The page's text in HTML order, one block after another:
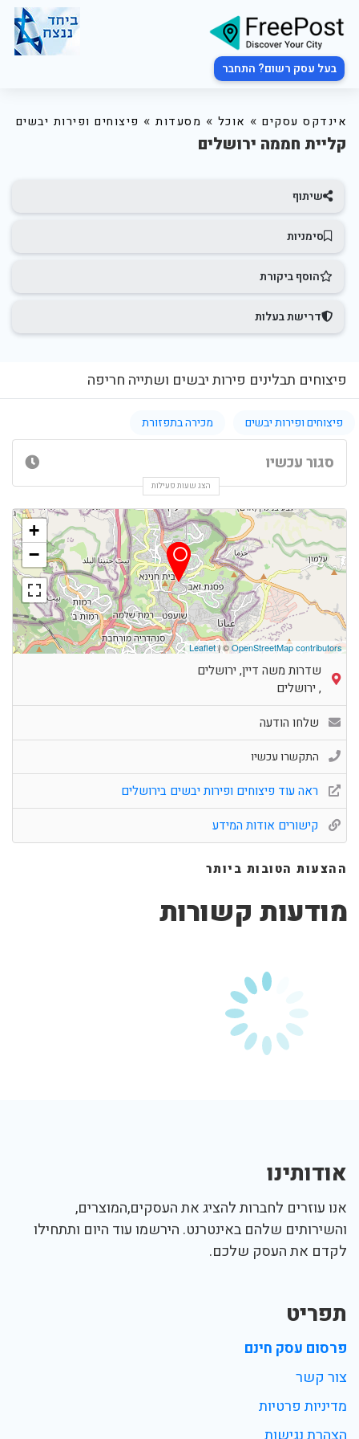
בעל עסק רשום? התחבר
אינדקס עסקים » אוכל » מסעדות » פיצוחים ופירות יבשים
קליית חממה ירושלים
שיתוף
סימניות
הוסף ביקורת
דרישת בעלות
פיצוחים תבלינים פירות יבשים ושתייה חריפה
פיצוחים ופירות יבשים מכירה בתפזורת
סגור עכשיו
הצג שעות פעילות
+
−
Leaflet| ©OpenStreetMap contributors
שדרות משה דיין, ירושלים
, ירושלים
שלחו הודעה
התקשרו עכשיו
ראה עוד פיצוחים ופירות יבשים בירושלים
קישורים אודות המידע
ההצעות הטובות ביותר
מודעות קשורות
אודותינו
אנו עוזרים לחברות להציג את העסקים,המוצרים,
והשירותים שלהם באינטרנט. הירשמו עוד היום ותתחילו
לקדם את העסק שלכם.
תפריט
פרסום עסק חינם
צור קשר
מדיניות פרטיות